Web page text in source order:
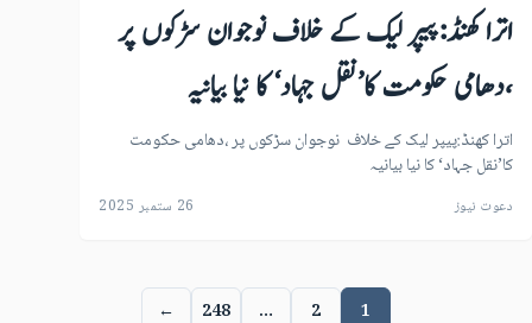
اترا کھنڈ:پیپر لیک کے خلاف نوجوان سڑکوں پر
،دھامی حکومت کا’نقل جہاد‘ کا نیا بیانیہ
اترا کھنڈ:پیپر لیک کے خلاف نوجوان سڑکوں پر ،دھامی حکومت
کا’نقل جہاد‘ کا نیا بیانیہ
دعوت نیوز 26 ستمبر 2025
1
2
…
248
←